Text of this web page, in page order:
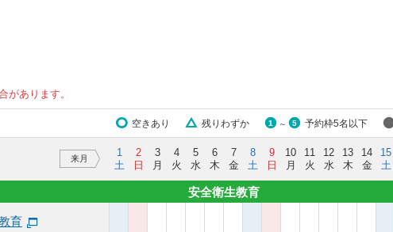
があります。
空きあり 残りわずか 1 ～ 5 予約枠5名以下
来月
1
土
2
日
3
月
4
火
5
水
6
木
7
金
8
土
9
日
10
月
11
火
12
水
13
木
14
金
15
土
安全衛生教育
育